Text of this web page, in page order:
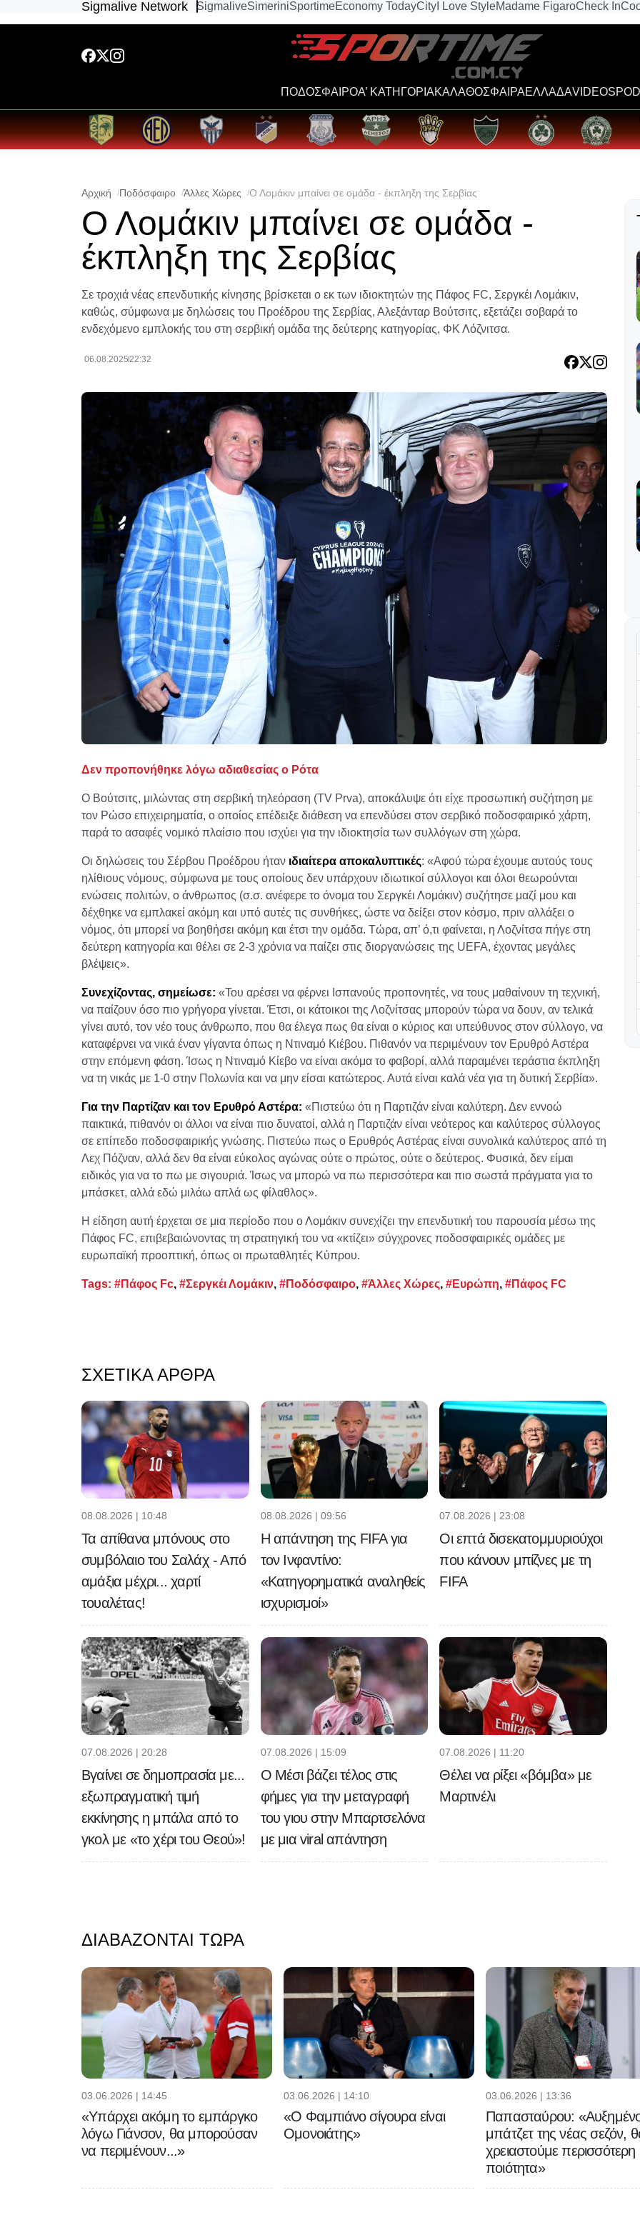
Sigmalive Network SigmaliveSimeriniSportimeEconomy TodayCity I Love StyleMadame FigaroCheck In
ΠΟΔΟΣΦΑΙΡΟΑ’ ΚΑΤΗΓΟΡΙΑΚΑΛΑΘΟΣΦΑΙΡΑΕΛΛΑΔΑVIDEOS
Αρχική Ποδόσφαιρο Άλλες Χώρες Ο Λομάκιν μπαίνει σε ομάδα - έκπληξη της Σερβίας
Ο Λομάκιν μπαίνει σε ομάδα -
έκπληξη της Σερβίας
Σε τροχιά νέας επενδυτικής κίνησης βρίσκεται ο εκ των ιδιοκτητών της Πάφος FC, Σεργκέι Λομάκιν,
καθώς, σύμφωνα με δηλώσεις του Προέδρου της Σερβίας, Αλεξάνταρ Βούτσιτς, εξετάζει σοβαρά το
ενδεχόμενο εμπλοκής του στη σερβική ομάδα της δεύτερης κατηγορίας, ΦΚ Λόζνιτσα.
06.08.202522:32
Δεν προπονήθηκε λόγω αδιαθεσίας ο Ρότα
Ο Βούτσιτς, μιλώντας στη σερβική τηλεόραση (TV Prva), αποκάλυψε ότι είχε προσωπική συζήτηση με
τον Ρώσο επιχειρηματία, ο οποίος επέδειξε διάθεση να επενδύσει στον σερβικό ποδοσφαιρικό χάρτη,
παρά το ασαφές νομικό πλαίσιο που ισχύει για την ιδιοκτησία των συλλόγων στη χώρα.
Οι δηλώσεις του Σέρβου Προέδρου ήταν ιδιαίτερα αποκαλυπτικές: «Αφού τώρα έχουμε αυτούς τους
ηλίθιους νόμους, σύμφωνα με τους οποίους δεν υπάρχουν ιδιωτικοί σύλλογοι και όλοι θεωρούνται
ενώσεις πολιτών, ο άνθρωπος (σ.σ. ανέφερε το όνομα του Σεργκέι Λομάκιν) συζήτησε μαζί μου και
δέχθηκε να εμπλακεί ακόμη και υπό αυτές τις συνθήκες, ώστε να δείξει στον κόσμο, πριν αλλάξει ο
νόμος, ότι μπορεί να βοηθήσει ακόμη και έτσι την ομάδα. Τώρα, απ’ ό,τι φαίνεται, η Λοζνίτσα πήγε στη
δεύτερη κατηγορία και θέλει σε 2-3 χρόνια να παίζει στις διοργανώσεις της UEFA, έχοντας μεγάλες
βλέψεις».
Συνεχίζοντας, σημείωσε: «Του αρέσει να φέρνει Ισπανούς προπονητές, να τους μαθαίνουν τη τεχνική,
να παίζουν όσο πιο γρήγορα γίνεται. Έτσι, οι κάτοικοι της Λοζνίτσας μπορούν τώρα να δουν, αν τελικά
γίνει αυτό, τον νέο τους άνθρωπο, που θα έλεγα πως θα είναι ο κύριος και υπεύθυνος στον σύλλογο, να
καταφέρνει να νικά έναν γίγαντα όπως η Ντιναμό Κιέβου. Πιθανόν να περιμένουν τον Ερυθρό Αστέρα
στην επόμενη φάση. Ίσως η Ντιναμό Κίεβο να είναι ακόμα το φαβορί, αλλά παραμένει τεράστια έκπληξη
να τη νικάς με 1-0 στην Πολωνία και να μην είσαι κατώτερος. Αυτά είναι καλά νέα για τη δυτική Σερβία».
Για την Παρτίζαν και τον Ερυθρό Αστέρα: «Πιστεύω ότι η Παρτιζάν είναι καλύτερη. Δεν εννοώ
παικτικά, πιθανόν οι άλλοι να είναι πιο δυνατοί, αλλά η Παρτιζάν είναι νεότερος και καλύτερος σύλλογος
σε επίπεδο ποδοσφαιρικής γνώσης. Πιστεύω πως ο Ερυθρός Αστέρας είναι συνολικά καλύτερος από τη
Λεχ Πόζναν, αλλά δεν θα είναι εύκολος αγώνας ούτε ο πρώτος, ούτε ο δεύτερος. Φυσικά, δεν είμαι
ειδικός για να το πω με σιγουριά. Ίσως να μπορώ να πω περισσότερα και πιο σωστά πράγματα για το
μπάσκετ, αλλά εδώ μιλάω απλά ως φίλαθλος».
Η είδηση αυτή έρχεται σε μια περίοδο που ο Λομάκιν συνεχίζει την επενδυτική του παρουσία μέσω της
Πάφος FC, επιβεβαιώνοντας τη στρατηγική του να «κτίζει» σύγχρονες ποδοσφαιρικές ομάδες με
ευρωπαϊκή προοπτική, όπως οι πρωταθλητές Κύπρου.
Tags: #Πάφος Fc, #Σεργκέι Λομάκιν, #Ποδόσφαιρο, #Άλλες Χώρες, #Ευρώπη, #Πάφος FC
ΣΧΕΤΙΚΆ ΆΡΘΡΑ
08.08.2026 | 10:48
Τα απίθανα μπόνους στο
συμβόλαιο του Σαλάχ - Από
αμάξια μέχρι... χαρτί
τουαλέτας!
08.08.2026 | 09:56
Η απάντηση της FIFA για
τον Ινφαντίνο:
«Κατηγορηματικά αναληθείς
ισχυρισμοί»
07.08.2026 | 23:08
Οι επτά δισεκατομμυριούχοι
που κάνουν μπίζνες με τη
FIFA
07.08.2026 | 20:28
Βγαίνει σε δημοπρασία με...
εξωπραγματική τιμή
εκκίνησης η μπάλα από το
γκολ με «το χέρι του Θεού»!
07.08.2026 | 15:09
Ο Μέσι βάζει τέλος στις
φήμες για την μεταγραφή
του γιου στην Μπαρτσελόνα
με μια viral απάντηση
07.08.2026 | 11:20
Θέλει να ρίξει «βόμβα» με
Μαρτινέλι
ΔΙΑΒΆΖΟΝΤΑΙ ΤΏΡΑ
03.06.2026 | 14:45
«Υπάρχει ακόμη το εμπάργκο
λόγω Γιάνσον, θα μπορούσαν
να περιμένουν...»
03.06.2026 | 14:10
«Ο Φαμπιάνο σίγουρα είναι
Ομονοιάτης»
03.06.2026 | 13:36
Παπασταύρου:
μπάτζετ της νέας σεζόν,
χρειαστούμε περισσότερη
ποιότητα»